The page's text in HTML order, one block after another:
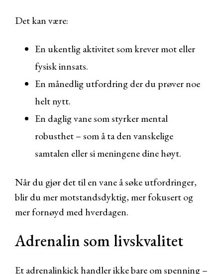
Det kan være:
En ukentlig aktivitet som krever mot eller
fysisk innsats.
En månedlig utfordring der du prøver noe
helt nytt.
En daglig vane som styrker mental
robusthet – som å ta den vanskelige
samtalen eller si meningene dine høyt.
Når du gjør det til en vane å søke utfordringer,
blir du mer motstandsdyktig, mer fokusert og
mer fornøyd med hverdagen.
Adrenalin som livskvalitet
Et adrenalinkick handler ikke bare om spenning –